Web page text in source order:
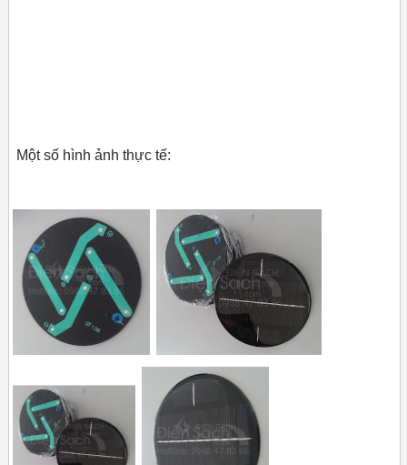
Một số hình ảnh thực tế: